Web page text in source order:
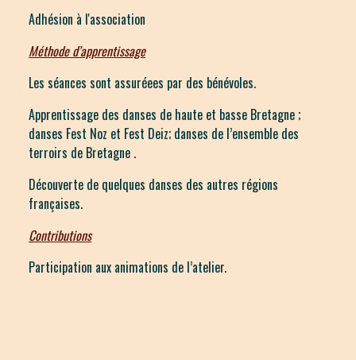
Adhésion à l'association
Méthode d’apprentissage
Les séances sont assuréees par des bénévoles.
Apprentissage des danses de haute et basse Bretagne ;
danses Fest Noz et Fest Deiz; danses de l’ensemble des
terroirs de Bretagne .
Découverte de quelques danses des autres régions
françaises.
Contributions
Participation aux animations de l’atelier.